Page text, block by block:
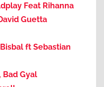
Feat Rihanna
Guetta
ft Sebastian
Bad Gyal